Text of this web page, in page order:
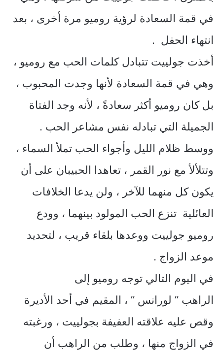
في قمة السعادة لرؤية روميو مرة أخرى ، بعد
انتهاء الحفل .
أخذت جولييت تتبادل كلمات الحب مع روميو ،
وهي في قمة السعادة لأنها وجدت المحبوب ،
بل كان روميو أكثر سعادةً ، لأنه وجد الفتاة
الجميلة التي تبادله نفس مشاعر الحب .
ووسط ظلام الليل وأجواء الحب تملأ السماء ،
وتتلألأ مع نور القمر ، تعاهدا الحبيبان على أن
يكون كل منهما للآخر ، ولن يدعا الخلافات
العائلية تنزع الحب المولود بينهما ، وودع
روميو جولييت ووعدها بلقاء قريب ، لتحديد
موعد الزواج .
في اليوم التالي توجه روميو إلى
الراهب ” لورانس ” ، المقيم في أحد الأديرة
وقص عليه علاقته العفيفة بجولييت ، ورغبته
في الزواج منها ، وطلب من الراهب أن